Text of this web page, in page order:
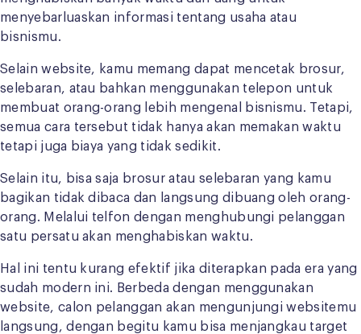
menyebarluaskan informasi tentang usaha atau
bisnismu.
Selain website, kamu memang dapat mencetak brosur,
selebaran, atau bahkan menggunakan telepon untuk
membuat orang-orang lebih mengenal bisnismu. Tetapi,
semua cara tersebut tidak hanya akan memakan waktu
tetapi juga biaya yang tidak sedikit.
Selain itu, bisa saja brosur atau selebaran yang kamu
bagikan tidak dibaca dan langsung dibuang oleh orang-
orang. Melalui telfon dengan menghubungi pelanggan
satu persatu akan menghabiskan waktu.
Hal ini tentu kurang efektif jika diterapkan pada era yang
sudah modern ini. Berbeda dengan menggunakan
website, calon pelanggan akan mengunjungi websitemu
langsung, dengan begitu kamu bisa menjangkau target